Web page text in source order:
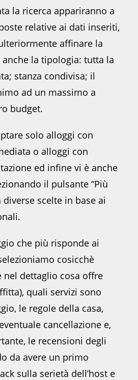
la ricerca appariranno a
relative ai dati inseriti,
affinare la
la tipologia: tutta la
stanza condivisa; il
ad un massimo a
budget.
solo alloggi con
o alloggi con
ed infine vi è anche
il pulsante “Più
scelte in base ai
che più risponde ai
cosicchè
nel dettaglio cosa offre
quali servizi sono
le regole della casa,
cancellazione e,
le recensioni degli
da avere un primo
sulla serietà dell’host e